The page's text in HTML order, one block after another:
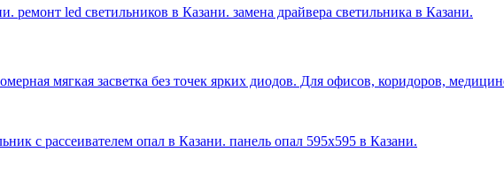
ремонт led светильников в Казани. замена драйвера светильника в Казани.
мягкая засветка без точек ярких диодов. Для офисов, коридоров,
с рассеивателем опал в Казани. панель опал 595х595 в Казани.